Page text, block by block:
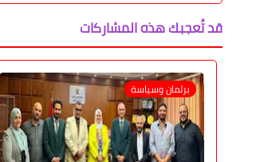
قد تُعجبك هذه المشاركات
برلمان وسياسة